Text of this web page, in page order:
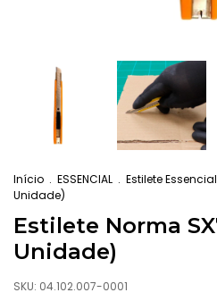
Início . ESSENCIAL . Estilete Essencial
Unidade)
Estilete Norma
Unidade)
SKU: 04.102.007-0001